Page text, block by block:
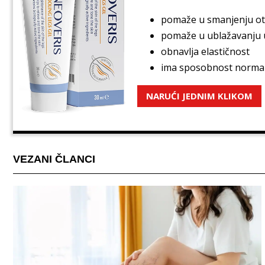
pomaže u smanjenju
pomaže u
obnavlja elastičnost
ima sposobnost
NARUĆI JEDNIM KLIKOM
VEZANI ČLANCI